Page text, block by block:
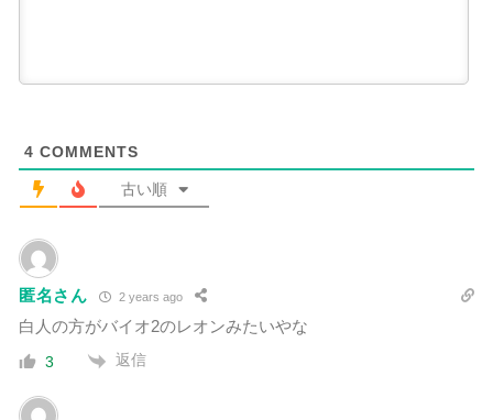
4 COMMENTS
古い順
匿名さん 2 years ago
白人の方がバイオ2のレオンみたいやな
3 返信